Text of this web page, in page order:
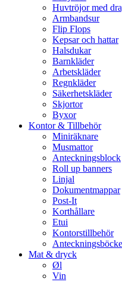
Huvtröjor med
Armbandsur
Flip Flops
Kepsar och hattar
Halsdukar
Barnkläder
Arbetskläder
Regnkläder
Säkerhetskläder
Skjortor
Byxor
Kontor & Tillbehör
Miniräknare
Musmattor
Anteckningsblock
Roll up banners
Linjal
Dokumentmappar
Post-It
Korthållare
Etui
Kontorstillbehör
Mat & dryck
Øl
Vin